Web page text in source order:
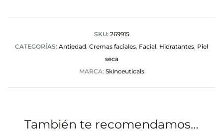
c
SKU: 269915
CATEGORÍAS: Antiedad, Cremas faciales, Facial, Hidratantes, Piel
seca
MARCA: Skinceuticals
También te recomendamos…